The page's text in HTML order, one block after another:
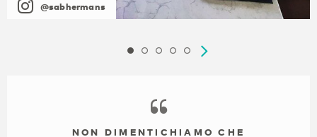
@sabhermans
NON DIMENTICHIAMO CHE